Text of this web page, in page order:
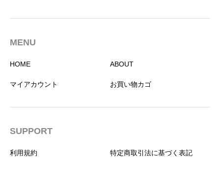
MENU
HOME ABOUT
マイアカウント お買い物カゴ
SUPPORT
利用規約 特定商取引法に基づく表記